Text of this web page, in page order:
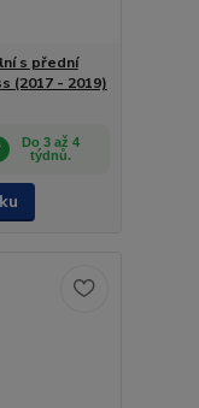
s přední
(2017 - 2019)
Do 3 až 4
týdnů.